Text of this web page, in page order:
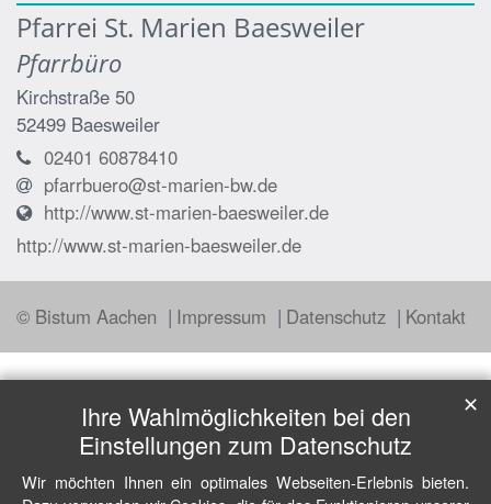
Pfarrei St. Marien Baesweiler
Pfarrbüro
Kirchstraße 50
52499 Baesweiler
02401 60878410
pfarrbuero@st-marien-bw.de
http://www.st-marien-baesweiler.de
http://www.st-marien-baesweiler.de
© Bistum Aachen Impressum Datenschutz Kontakt
Ihre Wahlmöglichkeiten bei den
Einstellungen zum Datenschutz
Wir möchten Ihnen ein optimales Webseiten-Erlebnis bieten.
✕